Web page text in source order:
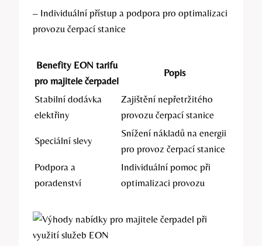
– Individuální přístup a podpora pro optimalizaci
provozu čerpací stanice
Benefity EON tarifu
pro majitele čerpadel
Popis
Stabilní dodávka
elektřiny
Zajištění nepřetržitého
provozu čerpací stanice
Speciální slevy
Snížení nákladů na energii
pro provoz čerpací stanice
Podpora a
poradenství
Individuální pomoc při
optimalizaci provozu